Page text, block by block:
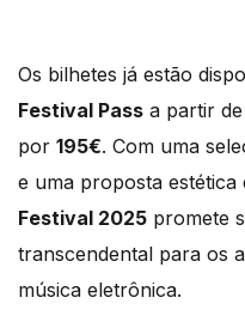
Os bilhetes já estão
Festival Pass a partir de
por 195€. Com uma
e uma proposta estética
Festival 2025 promete
transcendental para os
música eletrônica.